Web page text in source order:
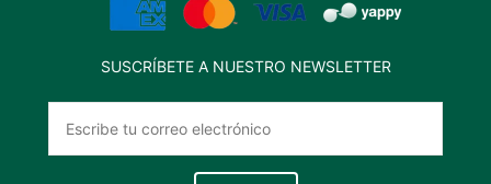
SUSCRÍBETE A NUESTRO NEWSLETTER